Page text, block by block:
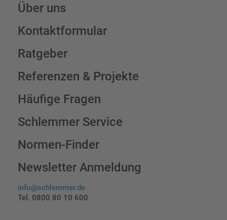
Über uns
Kontaktformular
Ratgeber
Referenzen & Projekte
Häufige Fragen
Schlemmer Service
Normen-Finder
Newsletter Anmeldung
info@schlemmer.de
Tel. 0800 80 10 600